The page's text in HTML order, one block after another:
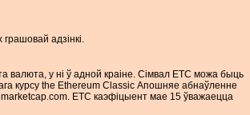
адзінкі.
валюта, у ні ў адной краіне. Сімвал ETC можа быць
курсу the Ethereum Classic Апошняе абнаўленне
ETC каэфіцыент мае 15 ўважаецца